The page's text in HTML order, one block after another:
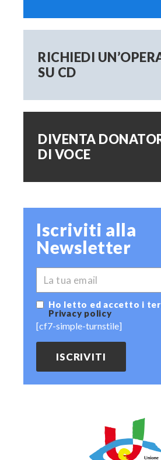
RICHIEDI
SU CD
DIVENTA
DI VOCE
Iscriviti alla
Newsletter
EMAIL
Ho letto ed accetto i
Privacy policy
[cf7-simple-turnstile]